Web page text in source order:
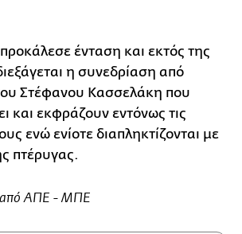
ένταση και εκτός της
η συνεδρίαση από
Στέφανου Κασσελάκη που
και εκφράζουν εντόνως τις
ενώ ενίοτε διαπληκτίζονται με
πτέρυγας.
από ΑΠΕ - ΜΠΕ